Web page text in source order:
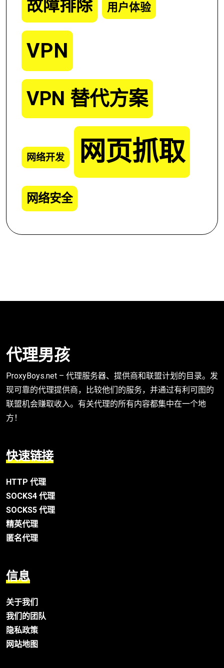
故障排除 用户体验
VPN
VPN 替代方案
网络开发 网页抓取
网络安全
代理男孩
ProxyBoys.net – 代理服务器、提供商和联盟计划的目录。发
现可靠的代理提供商，比较他们的服务，并通过有利可图的
联盟机会赚取收入。有关代理的所有内容都集中在一个地
方！
快速链接
HTTP 代理
SOCKS4 代理
SOCKS5 代理
精英代理
匿名代理
信息
关于我们
我们的团队
隐私政策
网站地图